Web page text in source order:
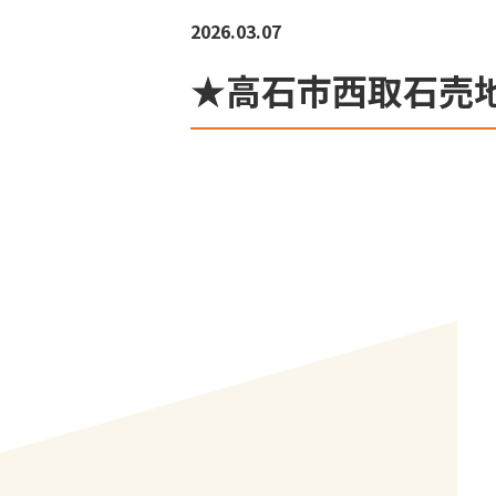
2026.03.07
★高石市西取石売